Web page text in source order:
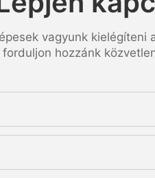
vagyunk
forduljon hozzánk